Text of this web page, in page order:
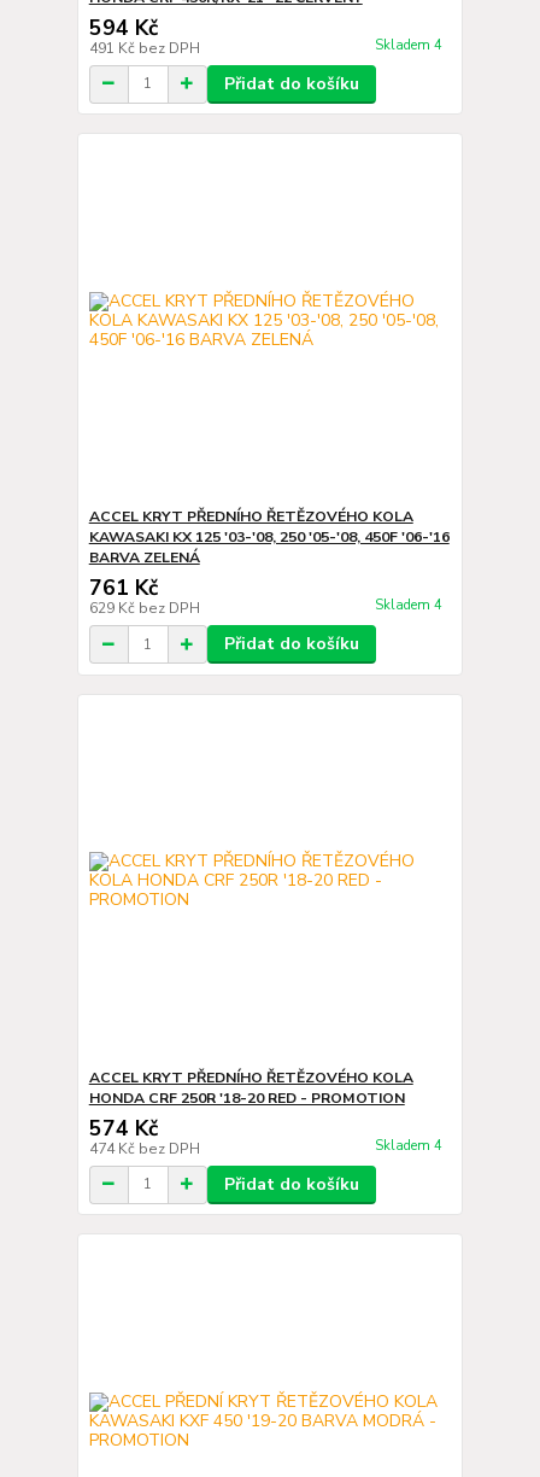
594 Kč
491 Kč bez DPH Skladem 4
Přidat do košíku
ACCEL KRYT PŘEDNÍHO ŘETĚZOVÉHO KOLA
KAWASAKI KX 125 '03-'08, 250 '05-'08, 450F '06-'16
BARVA ZELENÁ
761 Kč
629 Kč bez DPH Skladem 4
Přidat do košíku
ACCEL KRYT PŘEDNÍHO ŘETĚZOVÉHO KOLA
HONDA CRF 250R '18-20 RED - PROMOTION
574 Kč
474 Kč bez DPH Skladem 4
Přidat do košíku